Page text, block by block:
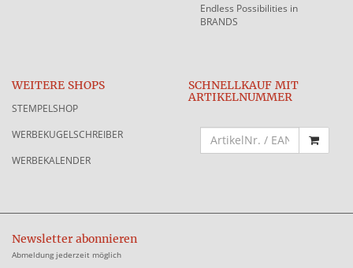
Endless Possibilities in
BRANDS
WEITERE SHOPS
STEMPELSHOP
WERBEKUGELSCHREIBER
WERBEKALENDER
SCHNELLKAUF MIT
ARTIKELNUMMER
Newsletter abonnieren
Abmeldung jederzeit möglich